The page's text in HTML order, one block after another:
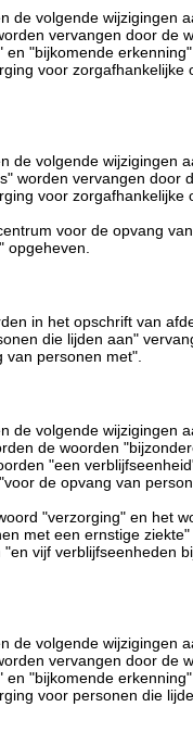
de volgende wijzigingen
vervangen door de
en "bijkomende
voor
de volgende wijzigingen
worden vervangen
voor
voor de opvang
opgeheven.
in het opschrift van
die lijden aan"
personen met".
de volgende wijzigingen
de woorden
"een
de opvang van
"verzorging" en het
met een ernstige
vijf verblijfseenheden
de volgende wijzigingen
vervangen door de
en "bijkomende
voor personen die